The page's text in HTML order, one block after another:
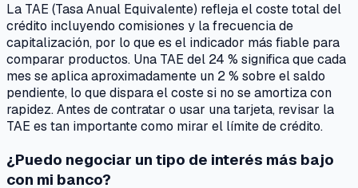
La TAE (Tasa Anual Equivalente) refleja el coste total del
crédito incluyendo comisiones y la frecuencia de
capitalización, por lo que es el indicador más fiable para
comparar productos. Una TAE del 24 % significa que cada
mes se aplica aproximadamente un 2 % sobre el saldo
pendiente, lo que dispara el coste si no se amortiza con
rapidez. Antes de contratar o usar una tarjeta, revisar la
TAE es tan importante como mirar el límite de crédito.
¿Puedo negociar un tipo de interés más bajo
con mi banco?